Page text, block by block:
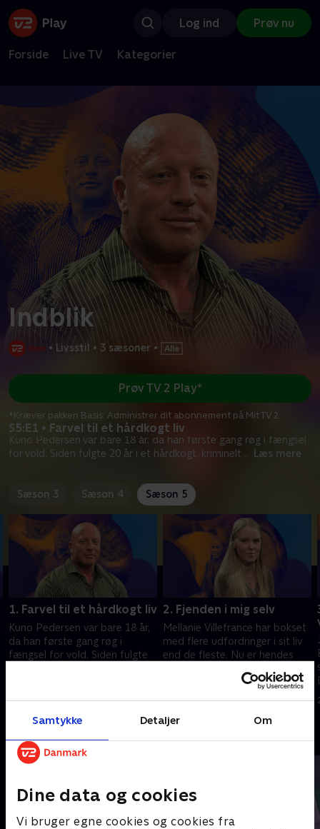
Samtykke Detaljer Om
Dine data og cookies
Vi bruger egne cookies og cookies fra
Log ind Prøv nu
Forside Live TV Kategorier
Indblik
• Livsstil • 3 sæsoner •
S5:E1 • Farvel til et hårdkogt liv
Kuno Pedersen var bare 18 år, da han første gang røg i fængsel
for vold. Siden fulgte 20 år i et hårdkogt, kriminelt... Læs mere
Prøv TV 2 Play*
*Kræver pakken Basis. Administrer dit abonnement på Mit TV 2.
Sæson 3 Sæson 4 Sæson 5
1. Farvel til et hårdkogt liv
Kuno Pedersen var bare 18 år,
da han første gang røg i
fængsel for vold. Siden fulgte
2. Fjenden i mig selv
Mellanie Villefrance har bokset
med flere udfordringer i sit liv
end de fleste. Nu er hendes
barndom og ungdom blevet til
18. september 2024 • 17 min
Andre så også